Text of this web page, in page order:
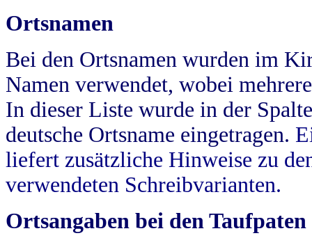
Ortsnamen
Bei den Ortsnamen wurden im
Namen verwendet, wobei
In dieser Liste wurde in der
deutsche Ortsname eingetragen.
liefert zusätzliche Hinweise zu
verwendeten Schreibvarianten.
Ortsangaben bei den Taufpaten